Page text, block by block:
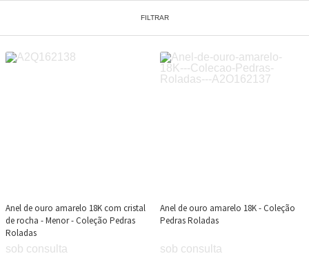
FILTRAR
Anel de ouro amarelo 18K com cristal
de rocha - Menor - Coleção Pedras
Roladas
sob consulta
Anel de ouro amarelo 18K - Coleção
Pedras Roladas
sob consulta